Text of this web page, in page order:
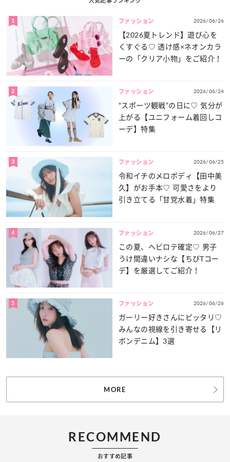
1 ファッション 2026/06/26
【2026夏トレンド】遊び心を
くすぐる♡ 透け感×ネオンカラ
ーの「クリア小物」をご紹介！
2 ファッション 2026/06/24
“スポーツ観戦”の日に♡ 気分が
上がる【ユニフォーム着回しコ
ーデ】特集
3 ファッション 2026/06/25
令和イチのメロボディ【田中美
久】がお手本♡ 可愛さをより
引き立てる「甘党水着」特集
4 ファッション 2026/06/27
この夏、ヘビロテ確定♡ 男子
うけ間違いナシな【ちびTコー
デ】を厳選してご紹介！
5 ファッション 2026/06/26
ガーリー好きさんにピッタリ♡
みんなの視線を引き寄せる【リ
ボンデニム】3選
MORE
RECOMMEND
おすすめ記事